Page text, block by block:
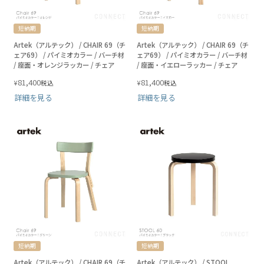
短納期
Artek（アルテック） / CHAIR 69（チ
ェア69） / パイミオカラー / バーチ材
/ 座面・オレンジラッカー / チェア
¥81,400税込
詳細を見る
短納期
Artek（アルテック） / CHAIR 69（チ
ェア69） / パイミオカラー / バーチ材
/ 座面・イエローラッカー / チェア
¥81,400税込
詳細を見る
短納期 短納期